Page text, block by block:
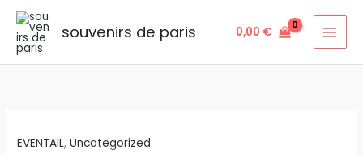
Aller
contenu
souvenirs de paris 0,00 €
EVENTAIL,Uncategorized
de